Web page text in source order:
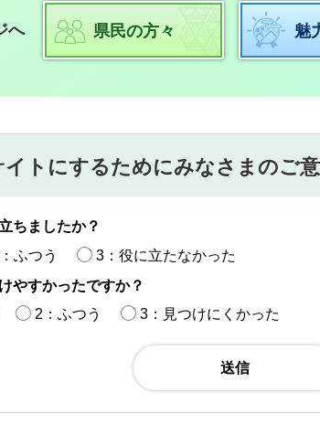
へ 県民の方々 魅
トにするためにみなさまのご
ちましたか？
ふつう
3：役に立たなかった
やすかったですか？
2：ふつう 3：見つけにくかった